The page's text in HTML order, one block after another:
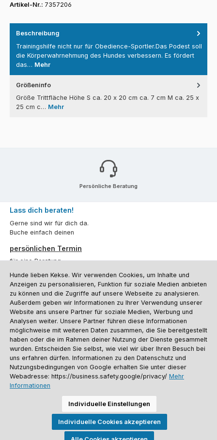
Artikel-Nr.: 7357206
Beschreibung
Trainingshilfe nicht nur für Obedience-Sportler.Das Podest soll
die Körperwahrnehmung des Hundes verbessern. Es fördert
das… Mehr
Größeninfo
Größe Trittfläche Höhe S ca. 20 x 20 cm ca. 7 cm M ca. 25 x
25 cm c… Mehr
Persönliche Beratung
Lass dich beraten!
Gerne sind wir für dich da.
Buche einfach deinen
persönlichen Termin
für eine Beratung.
Oder über unserKontaktformular.
Vertrag widerrufen
Kundenservice
Informationen
Social Media und Kontakt
Versandinformationen
Batterieentsorgung
Warenrücksendung Sporthund Katalog
Alle Preise inkl. gesetzl. Mehrwertsteuer zzgl.Versandkosten
anders angegeben. Preise vor dem Login werden in Euro (DE) angezeigt.
Streichpreise = UVP-Preise. Abbildungen ähnlich. Änderungen
vorbehalten.
Hunde lieben Kekse. Wir verwenden Cookies, um Inhalte und
Anzeigen zu personalisieren, Funktion für soziale Medien anbieten
zu können und die Zugriffe auf unsere Webseite zu analysieren.
Außerdem geben wir Informationen zu Ihrer Verwendung unserer
Website ans unsere Partner für soziale Medien, Werbung und
Analysen weiter. Unsere Partner führen diese Informationen
möglichweise mit weiteren Daten zusammen, die Sie bereitgestellt
haben oder die im Rahmen deiner Nutzung der Dienste gesammelt
wurden. Entscheiden Sie selbst, wie viel wir über Ihren Besuch bei
uns erfahren dürfen. Informationen zu den Datenschutz und
Nutzungsbedingungen von Google erhalten Sie unter dieser
Webadresse: https://business.safety.google/privacy/ Mehr
Informationen
Individuelle Einstellungen
Individuelle Cookies akzeptieren